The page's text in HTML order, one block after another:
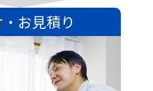
お見積り